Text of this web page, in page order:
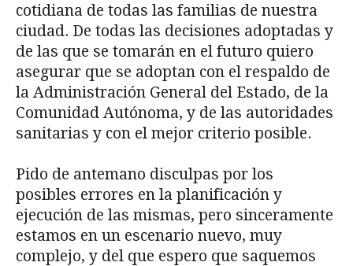
cotidiana de todas las familias de nuestra
ciudad. De todas las decisiones adoptadas y
de las que se tomarán en el futuro quiero
asegurar que se adoptan con el respaldo de
la Administración General del Estado, de la
Comunidad Autónoma, y de las autoridades
sanitarias y con el mejor criterio posible.
Pido de antemano disculpas por los
posibles errores en la planificación y
ejecución de las mismas, pero sinceramente
estamos en un escenario nuevo, muy
complejo, y del que espero que saquemos